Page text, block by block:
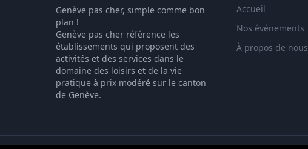
Genève pas cher, simple comme bon
plan !
Genève pas cher référence les
établissements qui proposent des
activités et des services dans le
domaine des loisirs et de la vie
pratique à prix modéré sur le canton
de Genève.
Accueil
Nos événements
À propos de nous